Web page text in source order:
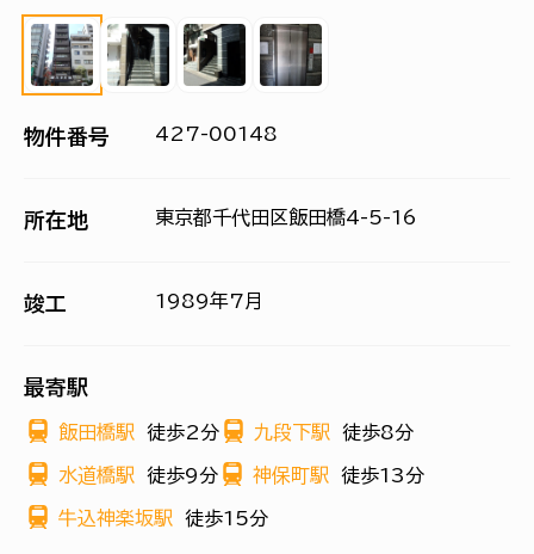
物件番号 427-00148
所在地 東京都千代田区飯田橋4-5-16
竣工 1989年7月
最寄駅
飯田橋駅 徒歩2分 九段下駅 徒歩8分
水道橋駅 徒歩9分 神保町駅 徒歩13分
牛込神楽坂駅 徒歩15分